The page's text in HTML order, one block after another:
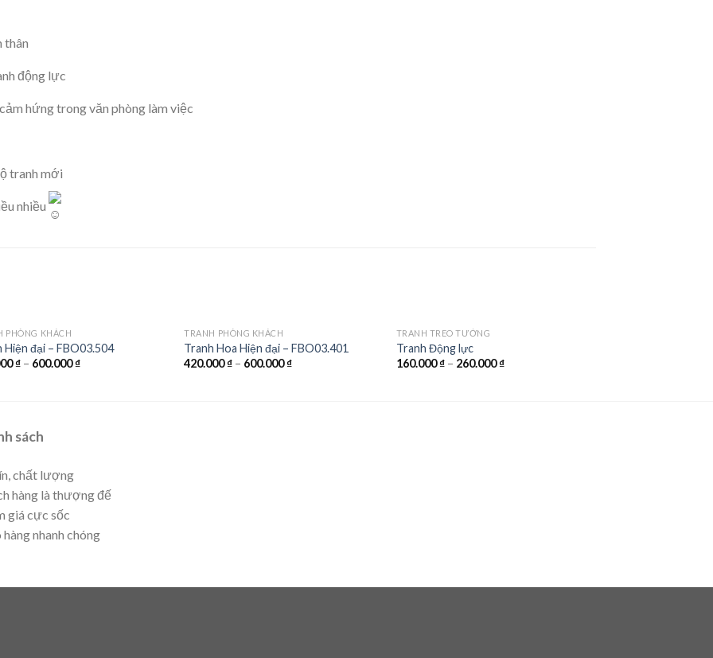
thân
động lực
hứng trong văn phòng làm việc
tranh mới
nhiều
PHÒNG KHÁCH
Hiện đại – FBO03.504
₫ – 600.000₫
TRANH PHÒNG KHÁCH
Tranh Hoa Hiện đại – FBO03.401
420.000₫ – 600.000₫
TRANH TREO TƯỜNG
Tranh Động lực
160.000₫– 260.000₫
sách
chất lượng
hàng là thượng đế
giá cực sốc
hàng nhanh chóng